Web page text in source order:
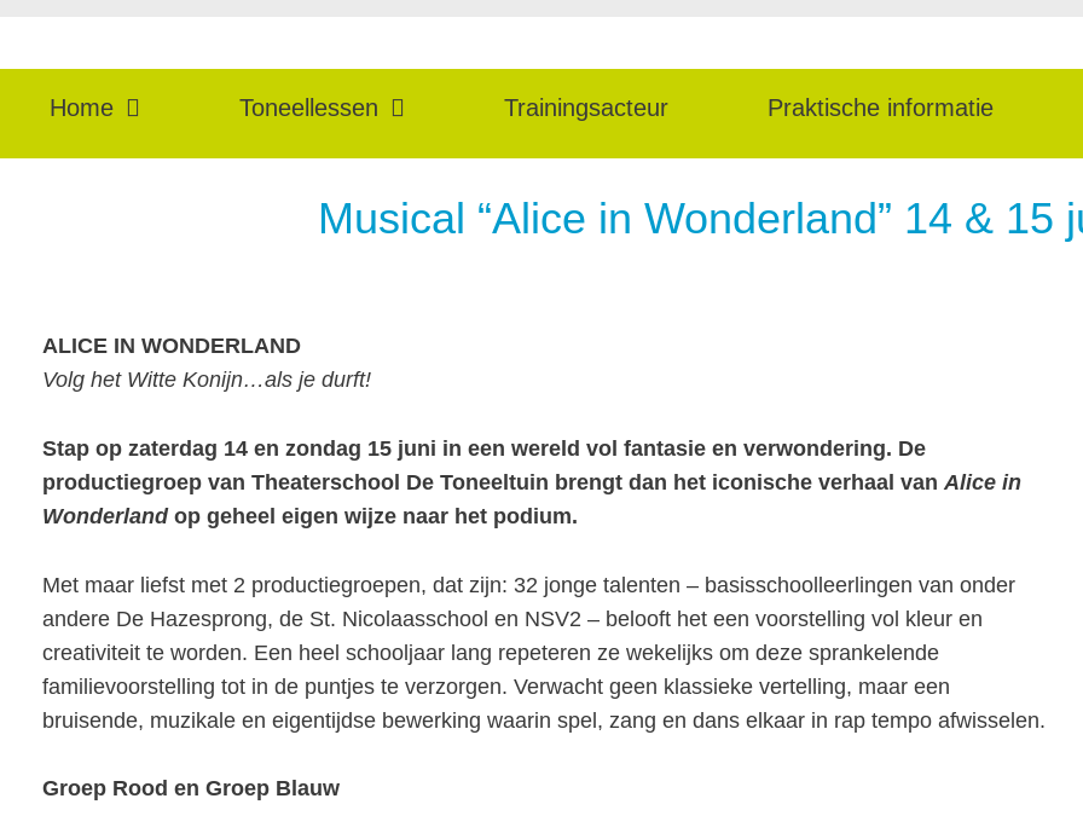
Home Toneellessen Trainingsacteur Praktische informatie
Musical “Alice in Wonderland” 14 & 15
ALICE IN WONDERLAND
Volg het Witte Konijn…als je durft!
Stap op zaterdag 14 en zondag 15 juni in een wereld vol fantasie en verwondering. De
productiegroep van Theaterschool De Toneeltuin brengt dan het iconische verhaal van Alice in
Wonderlandop geheel eigen wijze naar het podium.
Met maar liefst met 2 productiegroepen, dat zijn: 32 jonge talenten – basisschoolleerlingen van onder
andere De Hazesprong, de St. Nicolaasschool en NSV2 – belooft het een voorstelling vol kleur en
creativiteit te worden. Een heel schooljaar lang repeteren ze wekelijks om deze sprankelende
familievoorstelling tot in de puntjes te verzorgen. Verwacht geen klassieke vertelling, maar een
bruisende, muzikale en eigentijdse bewerking waarin spel, zang en dans elkaar in rap tempo afwisselen.
Groep Rood en Groep Blauw